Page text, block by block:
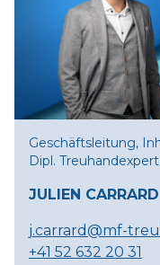
Geschäftsleitung,
Dipl.
JULIEN CARRARD
j.carrard@mf-
+41 52 632 20 31